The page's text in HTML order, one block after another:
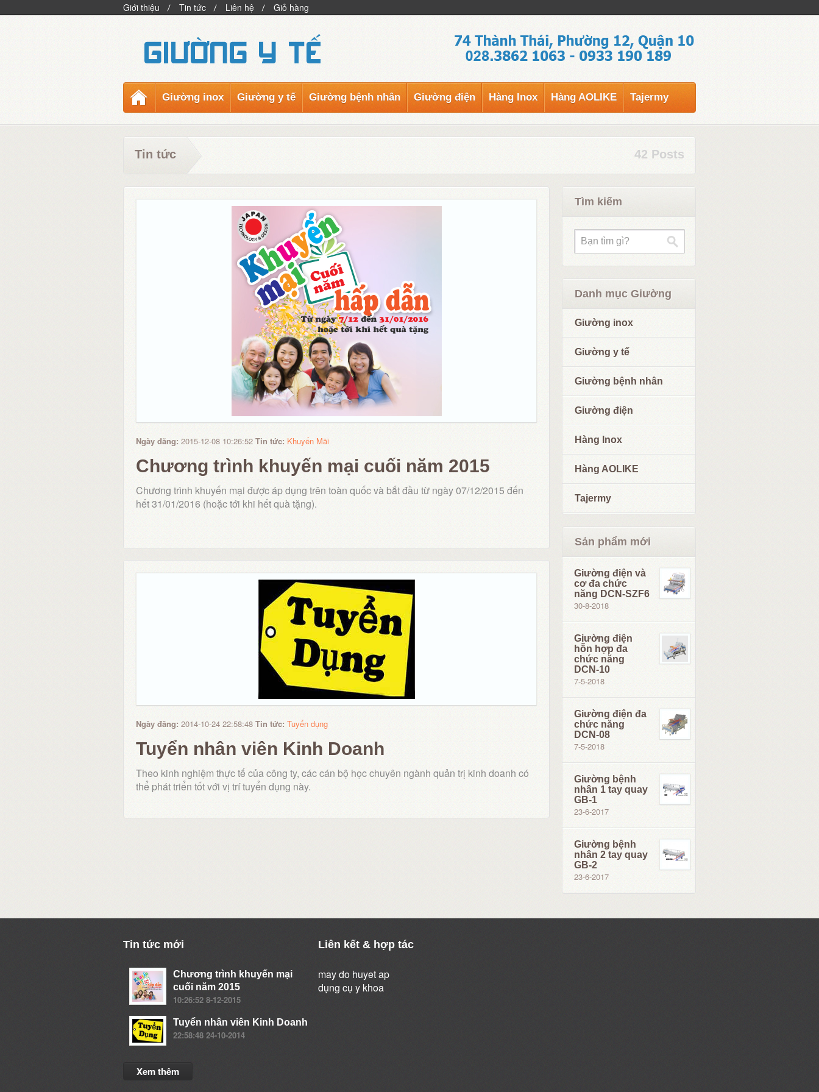
Giới thiệu Tin tức Liên hệ Giỏ hàng
Giường inox Giường y tế Giường bệnh nhân Giường điện Hàng Inox Hàng AOLIKE Tajermy
Tin tức 42 Posts
Ngày đăng: 2015-12-08 10:26:52 Tin tức: Khuyến Mãi
Chương trình khuyến mại cuối năm 2015
Chương trình khuyến mại được áp dụng trên toàn quốc và bắt đầu từ ngày 07/12/2015 đến
hết 31/01/2016 (hoặc tới khi hết quà tặng).
Ngày đăng: 2014-10-24 22:58:48 Tin tức: Tuyển dụng
Tuyển nhân viên Kinh Doanh
Theo kinh nghiệm thực tế của công ty, các cán bộ học chuyên ngành quản trị kinh doanh có
thể phát triển tốt với vị trí tuyển dụng này.
Tìm kiếm
Danh mục Giường
Giường inox
Giường y tế
Giường bệnh nhân
Giường điện
Hàng Inox
Hàng AOLIKE
Tajermy
Sản phẩm mới
Giường điện và
cơ đa chức
năng DCN-SZF6
30-8-2018
Giường điện
hỗn hợp đa
chức năng
DCN-10
7-5-2018
Giường điện đa
chức năng
DCN-08
7-5-2018
Giường bệnh
nhân 1 tay quay
GB-1
23-6-2017
Giường bệnh
nhân 2 tay quay
GB-2
23-6-2017
Tin tức mới
Chương trình khuyến mại
cuối năm 2015
10:26:52 8-12-2015
Tuyển nhân viên Kinh Doanh
22:58:48 24-10-2014
Xem thêm
Liên kết & hợp tác
may do huyet ap
dụng cụ y khoa